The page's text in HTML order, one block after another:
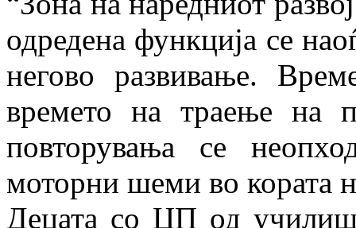
одредена функција се
негово развивање.
времето на траење на
повторувања се
моторни шеми во кората
Децата со ЦП од